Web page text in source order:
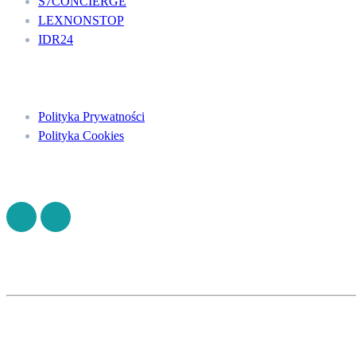
LEXNONSTOP
IDR24
Polityka Prywatności
Polityka Cookies